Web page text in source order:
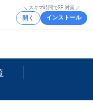
＼ スキマ時間でSPI対策 ／
開く インストール